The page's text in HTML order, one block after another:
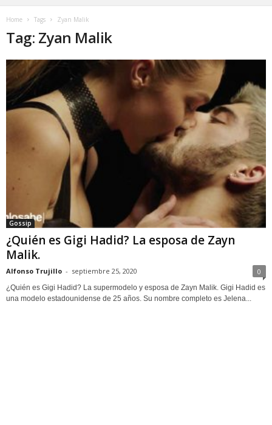
Home Tags Zyan Malik
Tag: Zyan Malik
Gossip
¿Quién es Gigi Hadid? La esposa de Zayn
Malik.
Alfonso Trujillo - septiembre 25, 2020 0
¿Quién es Gigi Hadid? La supermodelo y esposa de Zayn Malik. Gigi Hadid es
una modelo estadounidense de 25 años. Su nombre completo es Jelena...